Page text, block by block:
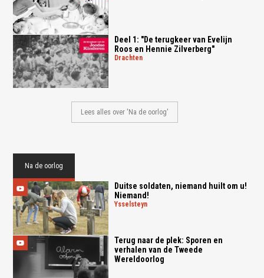
Deel 1: "De terugkeer van Evelijn
Roos en Hennie Zilverberg"
drachten
Lees alles over 'Na de oorlog'
Na de oorlog
Duitse soldaten, niemand huilt om u!
Niemand!
ysselsteyn
Terug naar de plek: Sporen en
verhalen van de Tweede
Wereldoorlog